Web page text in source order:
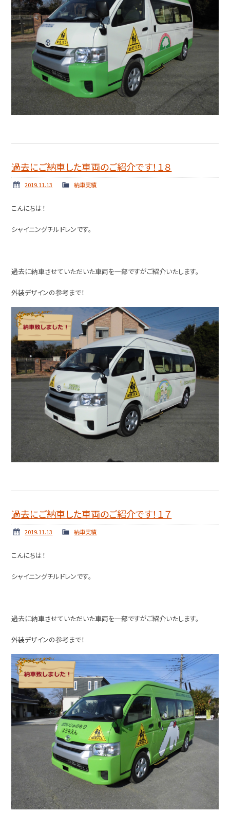
過去にご納車した車両のご紹介です！１８
2019.11.13 納車実績
こんにちは！
シャイニングチルドレンです。
過去に納車させていただいた車両を一部ですがご紹介いたします。
外装デザインの参考まで！
過去にご納車した車両のご紹介です！１７
2019.11.13 納車実績
こんにちは！
シャイニングチルドレンです。
過去に納車させていただいた車両を一部ですがご紹介いたします。
外装デザインの参考まで！